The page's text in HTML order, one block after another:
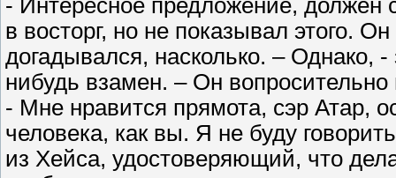
- Интересное предложение, должен
в восторг, но не показывал этого.
догадывался, насколько. – Однако,
нибудь взамен. – Он
- Мне нравится прямота, сэр Атар,
человека, как вы. Я не буду
из Хейса, удостоверяющий, что